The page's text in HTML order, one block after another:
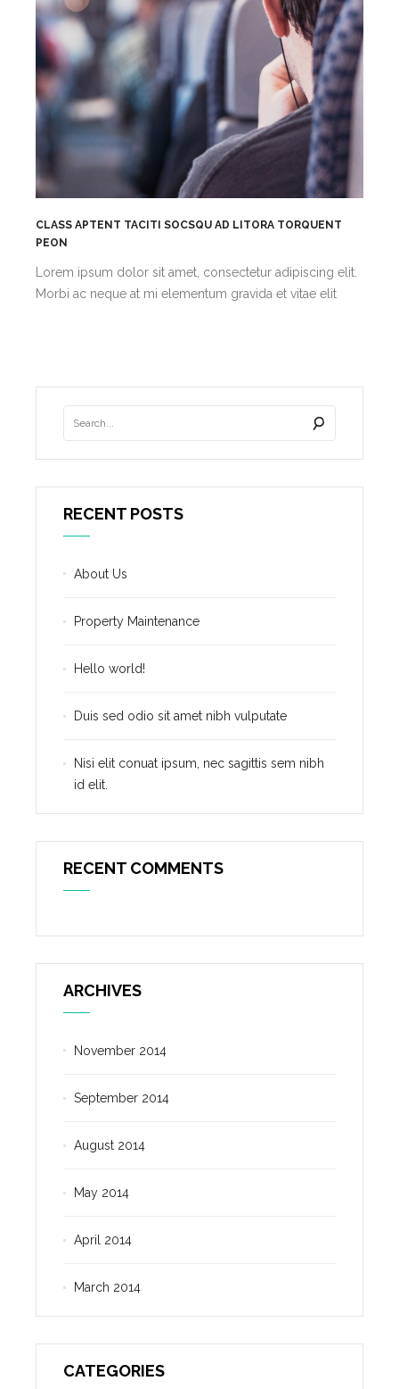
CLASS APTENT TACITI SOCSQU AD LITORA TORQUENT
PEON
Lorem ipsum dolor sit amet, consectetur adipiscing elit.
Morbi ac neque at mi elementum gravida et vitae elit
RECENT POSTS
About Us
Property Maintenance
Hello world!
Duis sed odio sit amet nibh vulputate
Nisi elit conuat ipsum, nec sagittis sem nibh
id elit.
RECENT COMMENTS
ARCHIVES
November 2014
September 2014
August 2014
May 2014
April 2014
March 2014
CATEGORIES